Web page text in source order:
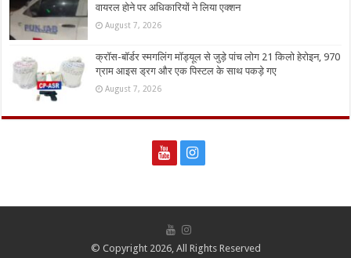
वायरल होने पर अधिकारियों ने लिया एक्शन
August 7, 2026
क्रॉस-बॉर्डर स्मगलिंग मॉड्यूल से जुड़े पांच लोग 21 किलो हेरोइन, 970
ग्राम आइस ड्रग और एक पिस्टल के साथ पकड़े गए
August 7, 2026
© Copyright 2026, All Rights Reserved